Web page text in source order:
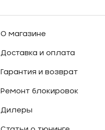
О магазине
Доставка и оплата
Гарантия и возврат
Ремонт блокировок
Дилеры